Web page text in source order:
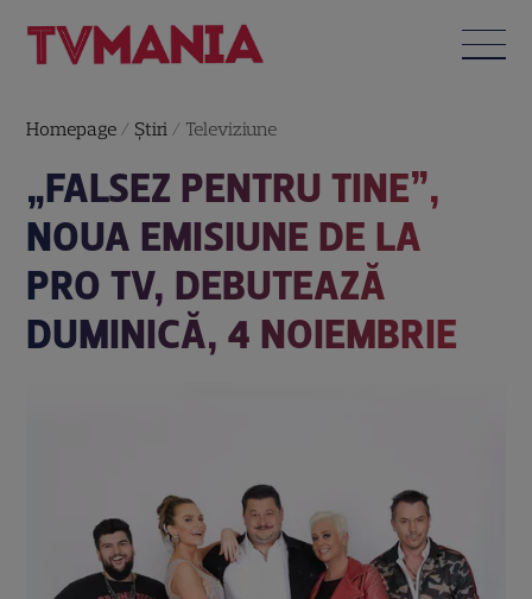
Homepage / Știri / Televiziune
„FALSEZ PENTRU TINE”,
NOUA EMISIUNE DE LA
PRO TV, DEBUTEAZĂ
DUMINICĂ, 4 NOIEMBRIE